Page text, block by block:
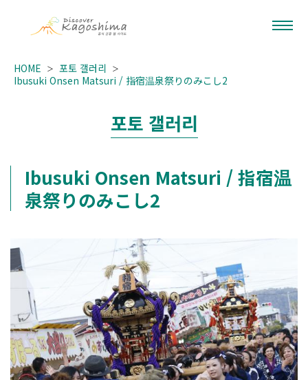
HOME
포토 갤러리
Ibusuki Onsen Matsuri / 指宿温泉祭りのみこし2
포토 갤러리
Ibusuki Onsen Matsuri / 指宿温
泉祭りのみこし2